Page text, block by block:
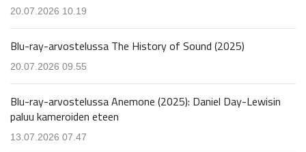
20.07.2026 10.19
Blu-ray-arvostelussa The History of Sound (2025)
20.07.2026 09.55
Blu-ray-arvostelussa Anemone (2025): Daniel Day-Lewisin
paluu kameroiden eteen
13.07.2026 07.47